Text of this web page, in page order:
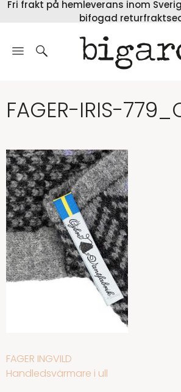
Fri frakt på hemleverans inom
bifogad
FAGER-IRIS-
INLÄGGSNAVIGERING
FAGER INGVILD
Handledsvärmare i ull